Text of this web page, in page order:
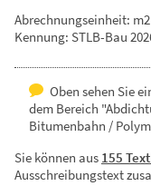
Abrechnungseinheit: m2
Kennung: STLB-Bau
Oben sehen Sie
dem Bereich
Bitumenbahn /
Sie können aus 155
Ausschreibungstext